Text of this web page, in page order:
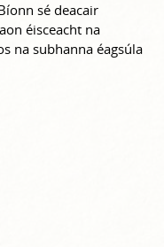
sé deacair
éisceacht na
na subhanna éagsúla